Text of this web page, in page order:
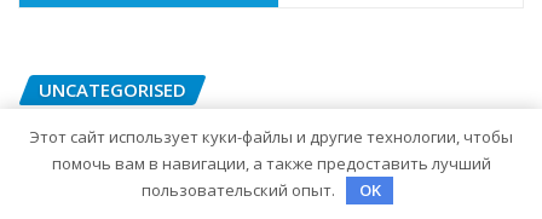
UNCATEGORISED
Галилео Галилей — известный
ученый и его открытия — краткая
биография, достижения и вклад в
Этот сайт использует куки-файлы и другие технологии, чтобы
помочь вам в навигации, а также предоставить лучший
пользовательский опыт.
OK